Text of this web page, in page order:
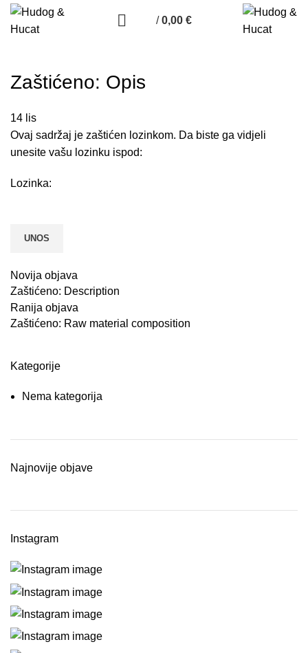
/ 0,00 €
Zaštićeno: Opis
14 lis
Ovaj sadržaj je zaštićen lozinkom. Da biste ga vidjeli
unesite vašu lozinku ispod:
Lozinka:
Novija objava
Zaštićeno: Description
Ranija objava
Zaštićeno: Raw material composition
Kategorije
Nema kategorija
Najnovije objave
Instagram